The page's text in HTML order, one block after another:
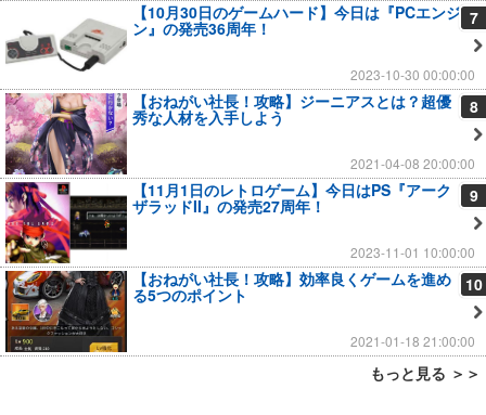
7
【10月30日のゲームハード】今日は『PCエンジ
ン』の発売36周年！
2023-10-30 00:00:00
8
【おねがい社長！攻略】ジーニアスとは？超優
秀な人材を入手しよう
2021-04-08 20:00:00
9
【11月1日のレトロゲーム】今日はPS『アーク
ザラッドII』の発売27周年！
2023-11-01 10:00:00
10
【おねがい社長！攻略】効率良くゲームを進め
る5つのポイント
2021-01-18 21:00:00
もっと見る ＞＞